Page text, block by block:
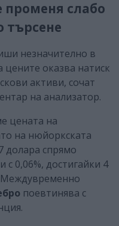
променя слабо
търсене
незначително в
цените оказва натиск
активи, сочат
на анализатор.
цената на
на нюйоркската
долара спрямо
с 0,06%, достигайки 4
Междувременно
поевтинява с